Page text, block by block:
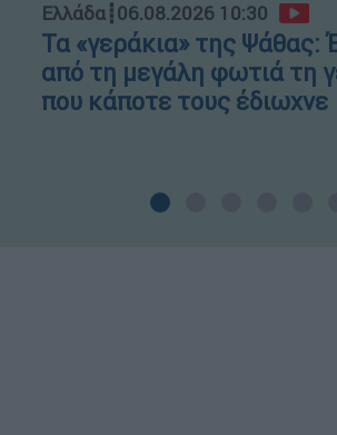
Ελλάδα┋06.08.2026 10:30
Τα «γεράκια» της Ψάθας:
από τη μεγάλη φωτιά τη
που κάποτε τους έδιωχνε